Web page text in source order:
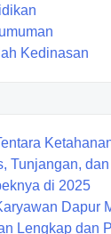
Kedinasan
Tunjangan, dan
di 2025
Dapur
Lengkap dan